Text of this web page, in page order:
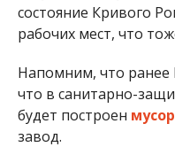
состояние Кривого
рабочих мест, что
Напомним, что
что в санитарно-
будет построен
завод.